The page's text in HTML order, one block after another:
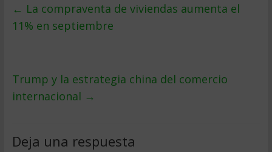
← La compraventa de viviendas aumenta el
11% en septiembre
Trump y la estrategia china del comercio
internacional →
Deja una respuesta